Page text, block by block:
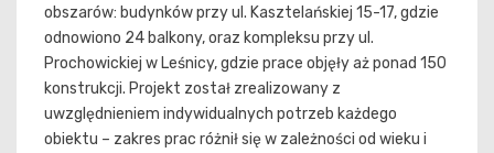
obszarów: budynków przy ul. Kasztelańskiej 15-17, gdzie
odnowiono 24 balkony, oraz kompleksu przy ul.
Prochowickiej w Leśnicy, gdzie prace objęły aż ponad 150
konstrukcji. Projekt został zrealizowany z
uwzględnieniem indywidualnych potrzeb każdego
obiektu – zakres prac różnił się w zależności od wieku i